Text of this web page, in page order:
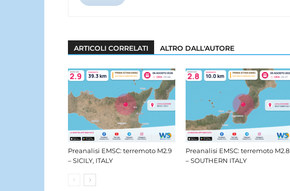
ARTICOLI CORRELATI ALTRO DALL'AUTORE
Preanalisi EMSC: terremoto M2.9
– SICILY, ITALY
Preanalisi EMSC: terremoto M2.8
– SOUTHERN ITALY